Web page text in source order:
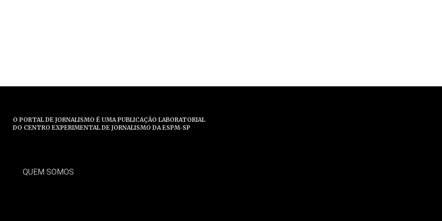
O PORTAL DE JORNALISMO É UMA PUBLICAÇÃO LABORATORIAL
DO CENTRO EXPERIMENTAL DE JORNALISMO DA ESPM-SP
QUEM SOMOS